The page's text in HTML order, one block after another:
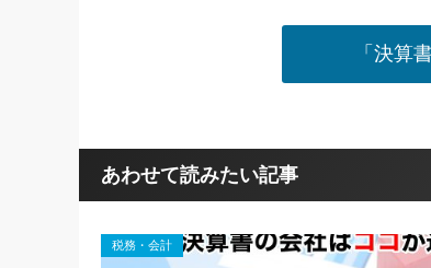
「決算
あわせて読みたい記事
税務・会計